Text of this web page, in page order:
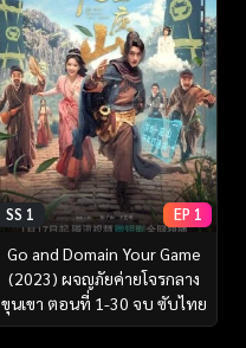
SS 1 EP 1
Go and Domain Your Game
(2023) ผจญภัยค่ายโจรกลาง
ขุนเขา ตอนที่ 1-30 จบ ซับไทย